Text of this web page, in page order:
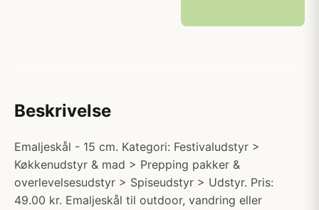
Beskrivelse
Emaljeskål - 15 cm. Kategori: Festivaludstyr >
Køkkenudstyr & mad > Prepping pakker &
overlevelsesudstyr > Spiseudstyr > Udstyr. Pris:
49.00 kr. Emaljeskål til outdoor, vandring eller